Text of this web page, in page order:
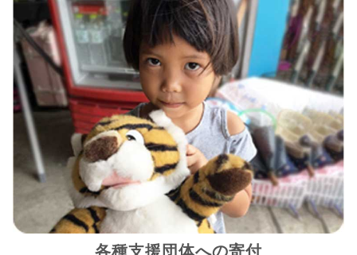
各種支援団体への寄付